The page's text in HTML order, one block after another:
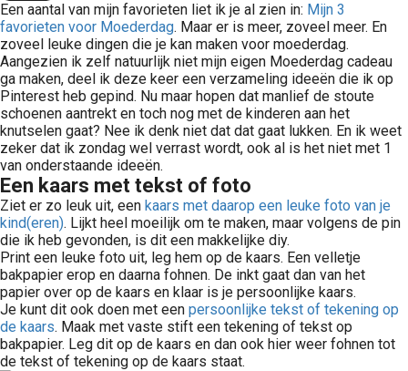
Een aantal van mijn favorieten liet ik je al zien in: Mijn 3
favorieten voor Moederdag. Maar er is meer, zoveel meer. En
zoveel leuke dingen die je kan maken voor moederdag.
Aangezien ik zelf natuurlijk niet mijn eigen Moederdag cadeau
ga maken, deel ik deze keer een verzameling ideeën die ik op
Pinterest heb gepind. Nu maar hopen dat manlief de stoute
schoenen aantrekt en toch nog met de kinderen aan het
knutselen gaat? Nee ik denk niet dat dat gaat lukken. En ik weet
zeker dat ik zondag wel verrast wordt, ook al is het niet met 1
van onderstaande ideeën.
Een kaars met tekst of foto
Ziet er zo leuk uit, een kaars met daarop een leuke foto van je
kind(eren). Lijkt heel moeilijk om te maken, maar volgens de pin
die ik heb gevonden, is dit een makkelijke diy.
Print een leuke foto uit, leg hem op de kaars. Een velletje
bakpapier erop en daarna fohnen. De inkt gaat dan van het
papier over op de kaars en klaar is je persoonlijke kaars.
Je kunt dit ook doen met een persoonlijke tekst of tekening op
de kaars. Maak met vaste stift een tekening of tekst op
bakpapier. Leg dit op de kaars en dan ook hier weer fohnen tot
de tekst of tekening op de kaars staat.